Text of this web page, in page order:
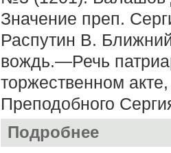
Значение преп.
Распутин В.
вождь.—Речь
торжественном
Преподобного
Подробнее